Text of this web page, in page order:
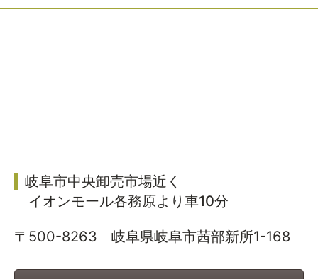
岐阜市中央卸売市場近く
イオンモール各務原より車10分
〒500-8263 岐阜県岐阜市茜部新所1-168